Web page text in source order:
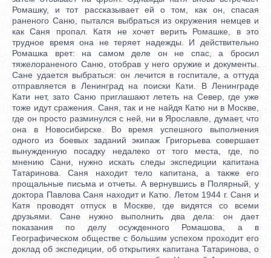
Ромашку, и тот рассказывает ей о том, как он, спасая
раненого Саню, пытался выбраться из окружения немцев и
как Саня пропал. Катя не хочет верить Ромашке, в это
трудное время она не теряет надежды. И действительно
Ромашка врет: на самом деле он не спас, а бросил
тяжелораненого Саню, отобрав у него оружие и документы.
Сане удается выбраться: он лечится в госпитале, а оттуда
отправляется в Ленинград на поиски Кати. В Ленинграде
Кати нет, зато Саню приглашают лететь на Север, где уже
тоже идут сражения. Саня, так и не найдя Катю ни в Москве,
где он просто разминулся с ней, ни в Ярославле, думает, что
она в Новосибирске. Во время успешного выполнения
одного из боевых заданий экипаж Григорьева совершает
вынужденную посадку недалеко от того места, где, по
мнению Сани, нужно искать следы экспедиции капитана
Татаринова. Саня находит тело капитана, а также его
прощальные письма и отчеты. А вернувшись в Полярный, у
доктора Павлова Саня находит и Катю. Летом 1944 г. Саня и
Катя проводят отпуск в Москве, где видятся со всеми
друзьями. Сане нужно выполнить два дела: он дает
показания по делу осужденного Ромашова, а в
Географическом обществе с большим успехом проходит его
доклад об экспедиции, об открытиях капитана Татаринова, о